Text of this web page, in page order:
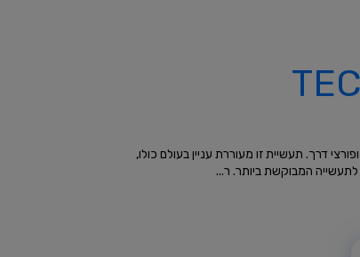
דרך. תעשיית זו מעוררת עניין בעולם כולו,
המבוקשת ביותר. ר...